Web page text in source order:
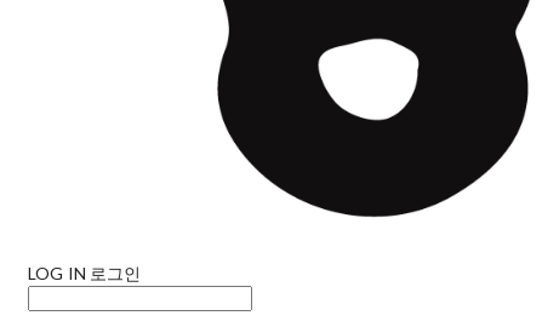
LOG IN 로그인